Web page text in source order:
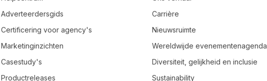
Adverteerdersgids
Certificering voor agency's
Marketinginzichten
Casestudy's
Productreleases
Carrière
Nieuwsruimte
Wereldwijde evenementenagenda
Diversiteit, gelijkheid en inclusie
Sustainability